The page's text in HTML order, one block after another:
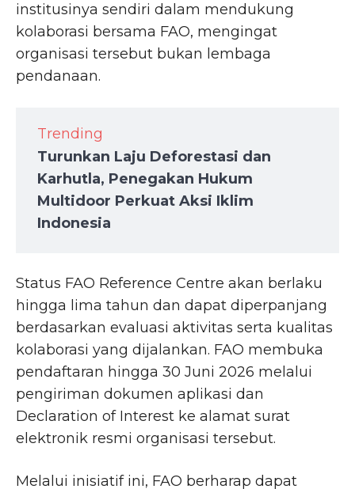
institusinya sendiri dalam mendukung
kolaborasi bersama FAO, mengingat
organisasi tersebut bukan lembaga
pendanaan.
Trending
Turunkan Laju Deforestasi dan
Karhutla, Penegakan Hukum
Multidoor Perkuat Aksi Iklim
Indonesia
Status FAO Reference Centre akan berlaku
hingga lima tahun dan dapat diperpanjang
berdasarkan evaluasi aktivitas serta kualitas
kolaborasi yang dijalankan. FAO membuka
pendaftaran hingga 30 Juni 2026 melalui
pengiriman dokumen aplikasi dan
Declaration of Interest ke alamat surat
elektronik resmi organisasi tersebut.
Melalui inisiatif ini, FAO berharap dapat